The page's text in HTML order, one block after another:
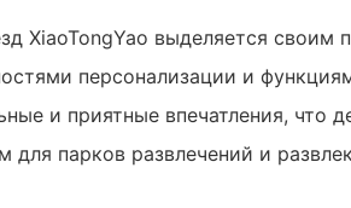
XiaoTongYao выделяется своим
персонализации и
и приятные впечатления, что
парков развлечений и